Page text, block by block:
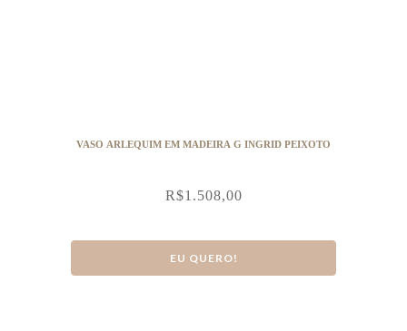
VASO ARLEQUIM EM MADEIRA G INGRID PEIXOTO
R$1.508,00
EU QUERO!